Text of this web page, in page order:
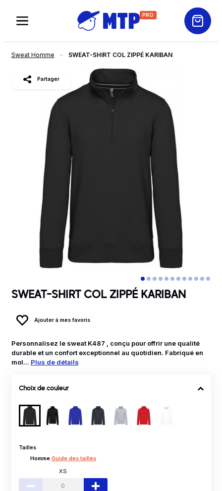
PRO
Sweat Homme SWEAT-SHIRT COL ZIPPÉ KARIBAN
SWEAT-SHIRT COL ZIPPÉ KARIBAN
Ajouter à mes favoris
Personnalisez le sweat K487 , conçu pour offrir une qualité
durable et un confort exceptionnel au quotidien. Fabriqué en
mol... Plus de détails
Choix de couleur
Tailles
Homme Guide des tailles
XS
Partager
slide1